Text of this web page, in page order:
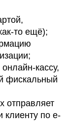
то ещё);
кассу,
фискальный
отправляет
клиенту по e-